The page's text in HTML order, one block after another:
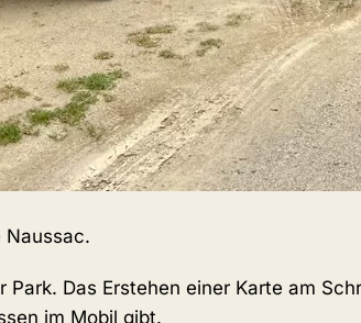
Naussac.
Das Erstehen einer Karte am
im Mobil gibt.